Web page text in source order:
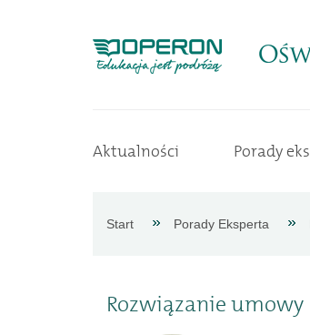
Aktualności
Aktualności Porady
Start Porady Eksperta
Rozwiązanie umowy